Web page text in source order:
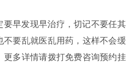
要早发现早治疗，切记不要任其
不要乱就医乱用药，这样不会缓
更多详情请拨打免费咨询预约挂